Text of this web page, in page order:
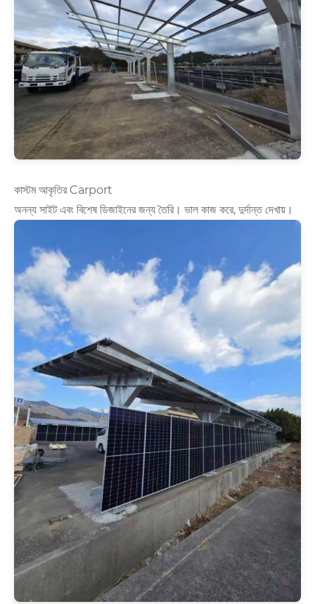
কাস্টম আকৃতির Carport
অনন্য সাইট এবং বিশেষ ডিজাইনের জন্য তৈরি। ভাল কাজ করে, দুর্দান্ত দেখায়।